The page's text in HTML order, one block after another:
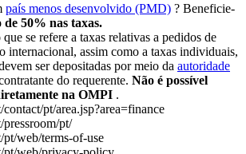
país menos desenvolvido (PMD) ? Beneficie-
de 50% nas taxas.
se refere a taxas relativas a pedidos de
internacional, assim como a taxas individuais,
ser depositadas por meio da autoridade
do requerente. Não é possível
na OMPI .
pt/area.jsp?area=finance
pt/
web/terms-of-use